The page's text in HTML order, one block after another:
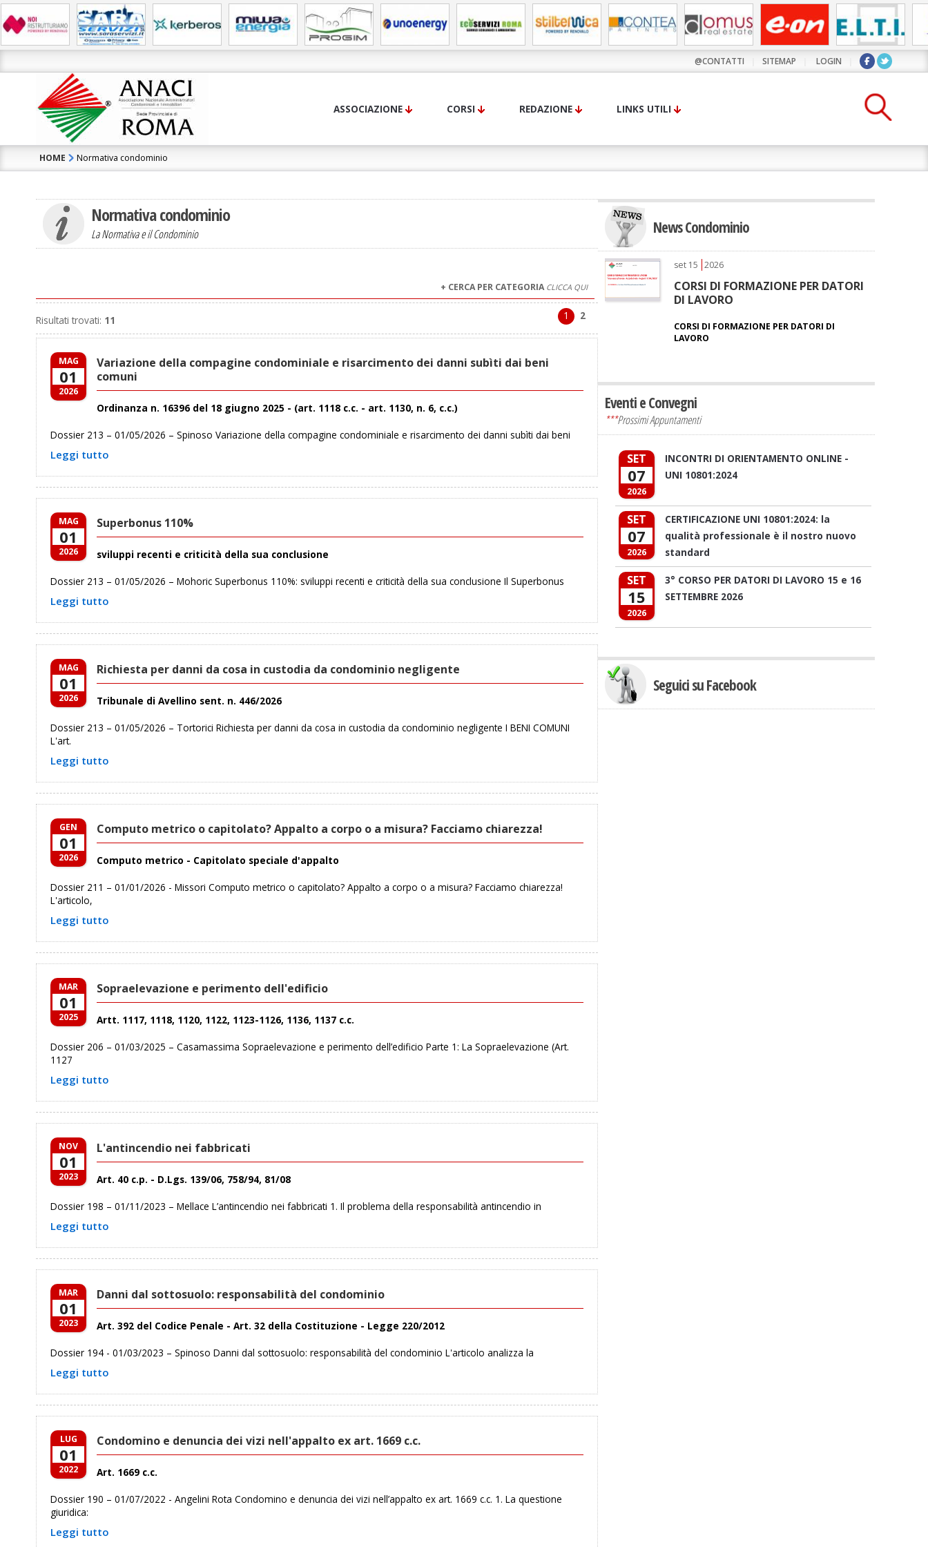
@CONTATTI SITEMAP LOGIN
ASSOCIAZIONE CORSI REDAZIONE LINKS UTILI
HOME Normativa condominio
Normativa condominio
La Normativa e il Condominio
+ CERCA PER CATEGORIA CLICCA QUI
1 2
Risultati trovati: 11
MAG
01
2026
Variazione della compagine condominiale e risarcimento dei danni subìti dai beni
comuni
Ordinanza n. 16396 del 18 giugno 2025 - (art. 1118 c.c. - art. 1130, n. 6, c.c.)
Dossier 213 – 01/05/2026 – Spinoso Variazione della compagine condominiale e risarcimento dei danni subìti dai beni
Leggi tutto
MAG
01
2026
Superbonus 110%
sviluppi recenti e criticità della sua conclusione
Dossier 213 – 01/05/2026 – Mohoric Superbonus 110%: sviluppi recenti e criticità della sua conclusione Il Superbonus
Leggi tutto
MAG
01
2026
Richiesta per danni da cosa in custodia da condominio negligente
Tribunale di Avellino sent. n. 446/2026
Dossier 213 – 01/05/2026 – Tortorici Richiesta per danni da cosa in custodia da condominio negligente I BENI COMUNI
L'art.
Leggi tutto
GEN
01
2026
Computo metrico o capitolato? Appalto a corpo o a misura? Facciamo chiarezza!
Computo metrico - Capitolato speciale d'appalto
Dossier 211 – 01/01/2026 - Missori Computo metrico o capitolato? Appalto a corpo o a misura? Facciamo chiarezza!
L'articolo,
Leggi tutto
MAR
01
2025
Sopraelevazione e perimento dell'edificio
Artt. 1117, 1118, 1120, 1122, 1123-1126, 1136, 1137 c.c.
Dossier 206 – 01/03/2025 – Casamassima Sopraelevazione e perimento dell’edificio Parte 1: La Sopraelevazione (Art.
1127
Leggi tutto
NOV
01
2023
L'antincendio nei fabbricati
Art. 40 c.p. - D.Lgs. 139/06, 758/94, 81/08
Dossier 198 – 01/11/2023 – Mellace L’antincendio nei fabbricati 1. Il problema della responsabilità antincendio in
Leggi tutto
MAR
01
2023
Danni dal sottosuolo: responsabilità del condominio
Art. 392 del Codice Penale - Art. 32 della Costituzione - Legge 220/2012
Dossier 194 - 01/03/2023 – Spinoso Danni dal sottosuolo: responsabilità del condominio L'articolo analizza la
Leggi tutto
LUG
01
2022
Condomino e denuncia dei vizi nell'appalto ex art. 1669 c.c.
Art. 1669 c.c.
Dossier 190 – 01/07/2022 - Angelini Rota Condomino e denuncia dei vizi nell’appalto ex art. 1669 c.c. 1. La questione
giuridica:
Leggi tutto
News Condominio
set 15 2026
CORSI DI FORMAZIONE PER DATORI
DI LAVORO
CORSI DI FORMAZIONE PER DATORI DI
LAVORO
Eventi e Convegni
***Prossimi Appuntamenti
SET
07
2026
INCONTRI DI ORIENTAMENTO ONLINE -
UNI 10801:2024
SET
07
2026
CERTIFICAZIONE UNI 10801:2024: la
qualità professionale è il nostro nuovo
standard
SET
15
2026
3° CORSO PER DATORI DI LAVORO 15 e 16
SETTEMBRE 2026
Seguici su Facebook